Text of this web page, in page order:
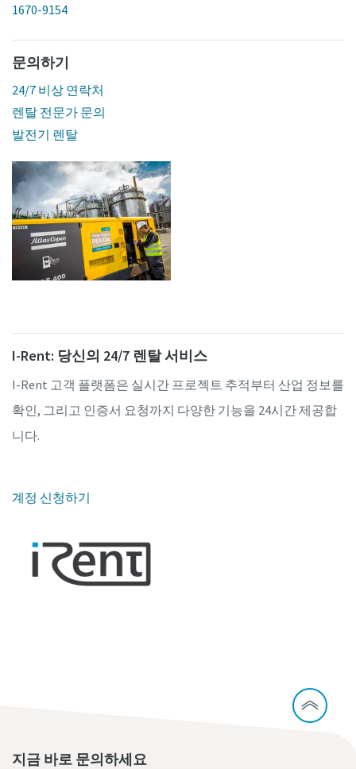
1670-9154
문의하기
24/7 비상 연락처
렌탈 전문가 문의
발전기 렌탈
I-Rent: 당신의 24/7 렌탈 서비스
I-Rent 고객 플랫폼은 실시간 프로젝트 추적부터 산업 정보를
확인, 그리고 인증서 요청까지 다양한 기능을 24시간 제공합
니다.
계정 신청하기
지금 바로 문의하세요